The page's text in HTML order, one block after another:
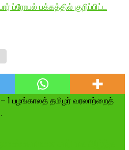
ப்ரோபல் பக்கத்தில் குறிப்பிட்ட